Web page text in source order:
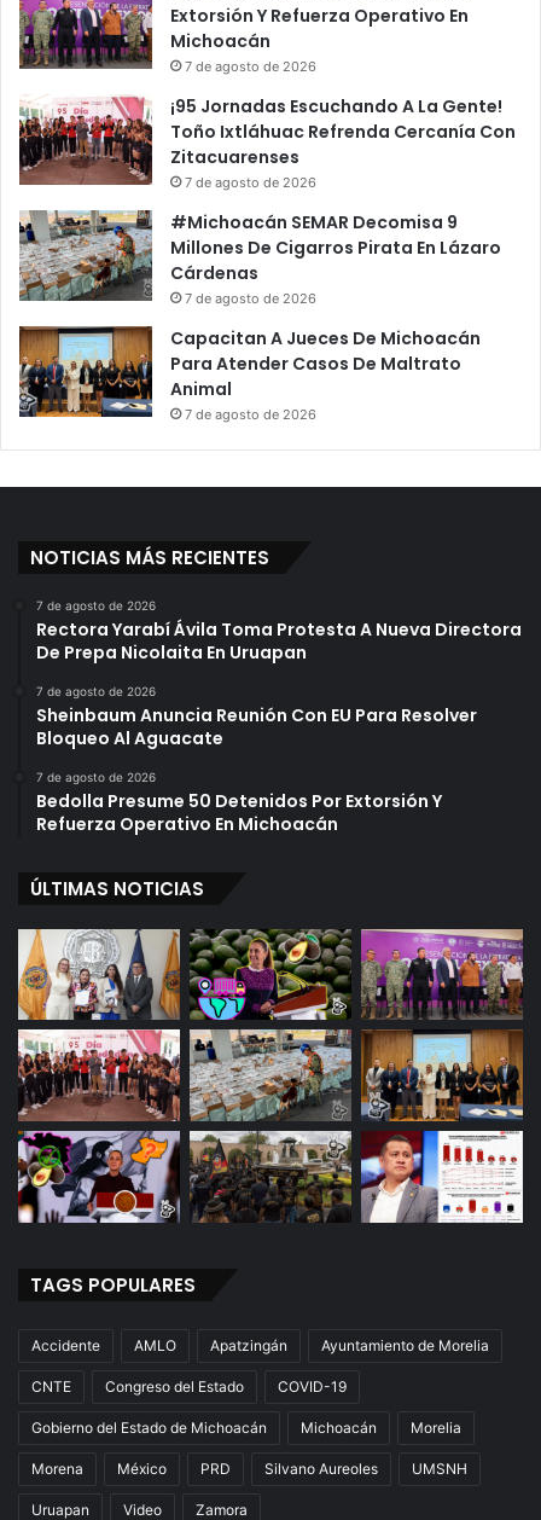
Extorsión Y Refuerza Operativo En
Michoacán
7 de agosto de 2026
¡95 Jornadas Escuchando A La Gente!
Toño Ixtláhuac Refrenda Cercanía Con
Zitacuarenses
7 de agosto de 2026
#Michoacán SEMAR Decomisa 9
Millones De Cigarros Pirata En Lázaro
Cárdenas
7 de agosto de 2026
Capacitan A Jueces De Michoacán
Para Atender Casos De Maltrato
Animal
7 de agosto de 2026
NOTICIAS MÁS RECIENTES
7 de agosto de 2026
Rectora Yarabí Ávila Toma Protesta A Nueva Directora
De Prepa Nicolaita En Uruapan
7 de agosto de 2026
Sheinbaum Anuncia Reunión Con EU Para Resolver
Bloqueo Al Aguacate
7 de agosto de 2026
Bedolla Presume 50 Detenidos Por Extorsión Y
Refuerza Operativo En Michoacán
ÚLTIMAS NOTICIAS
TAGS POPULARES
Accidente AMLO Apatzingán Ayuntamiento de Morelia
CNTE Congreso del Estado COVID-19
Gobierno del Estado de Michoacán Michoacán Morelia
Morena México PRD Silvano Aureoles UMSNH
Uruapan Video Zamora